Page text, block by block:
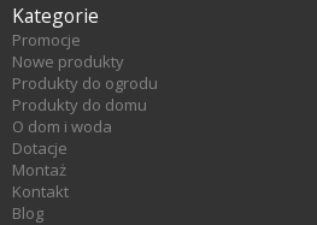
Kategorie
Promocje
Nowe produkty
Produkty do ogrodu
Produkty do domu
O dom i woda
Dotacje
Montaż
Kontakt
Blog